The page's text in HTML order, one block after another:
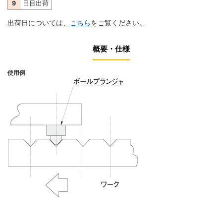
9 日目出荷
出荷日については、 こちらをご覧ください。
概要・仕様
使用例